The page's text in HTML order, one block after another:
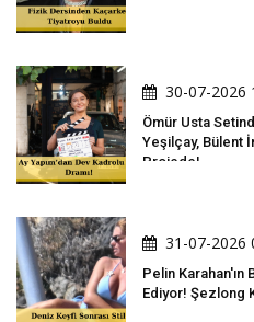
30-07-2026
Ömür Usta
Yeşilçay, Bülent
Projede!
31-07-2026
Pelin Karahan'ın
Ediyor! Şezlong